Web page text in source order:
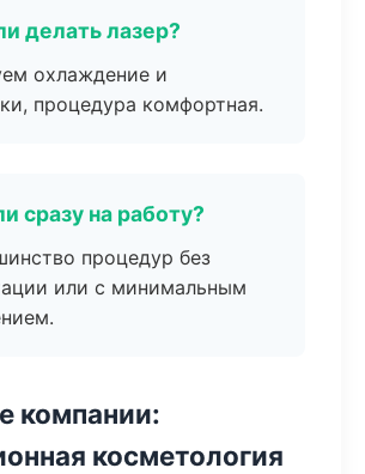
делать лазер?
охлаждение и
процедура комфортная.
сразу на работу?
процедур без
или с минимальным
компании:
косметология